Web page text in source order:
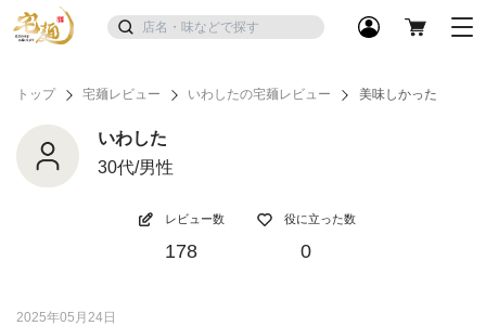
トップ 宅麺レビュー いわしたの宅麺レビュー 美味しかった
いわした
30代/男性
レビュー数
178
役に立った数
0
2025年05月24日